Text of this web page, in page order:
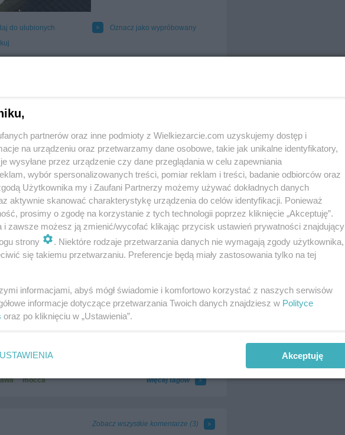
do ulubionych
Oznacz jako wypróbowany
warstwowe
mocca więcej tagów
Zobacz wszystkie komentarze (3)
partnerów oraz inne podmioty z Wielkiezarcie.com uzyskujemy dostęp i
na urządzeniu oraz przetwarzamy dane osobowe, takie jak unikalne identyfikatory,
wysyłane przez urządzenie czy dane przeglądania w celu zapewniania
wybór spersonalizowanych treści, pomiar reklam i treści, badanie odbiorców oraz
Użytkownika my i Zaufani Partnerzy możemy używać dokładnych danych
aktywnie skanować charakterystykę urządzenia do celów identyfikacji. Ponieważ
prosimy o zgodę na korzystanie z tych technologii poprzez kliknięcie „Akceptuję”.
i zawsze możesz ją zmienić/wycofać klikając przycisk ustawień prywatności znajdujący
strony
. Niektóre rodzaje przetwarzania danych nie wymagają zgody użytkownika,
się takiemu przetwarzaniu. Preferencje będą miały zastosowania tylko na tej
informacjami, abyś mógł świadomie i komfortowo korzystać z naszych serwisów
informacje dotyczące przetwarzania Twoich danych znajdziesz w Polityce
oraz po kliknięciu w „Ustawienia”.
USTAWIENIA Akceptuję